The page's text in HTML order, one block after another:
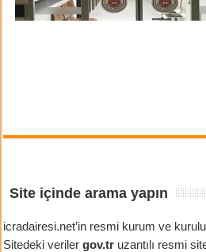
Site içinde arama yapın
icradairesi.net’in resmi kurum ve
Sitedeki verilergov.tr uzantılı resmi